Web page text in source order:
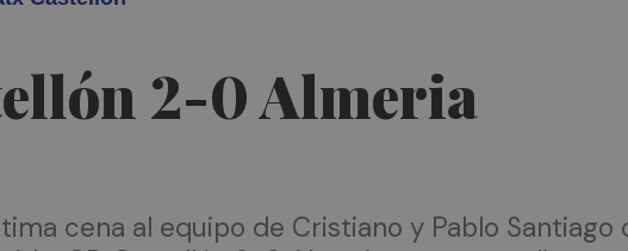
2-0 Almeria
cena al equipo de Cristiano y Pablo